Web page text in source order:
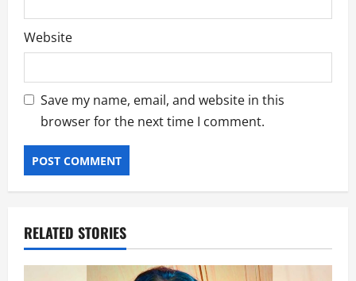
Website
Save my name, email, and website in this
browser for the next time I comment.
RELATED STORIES